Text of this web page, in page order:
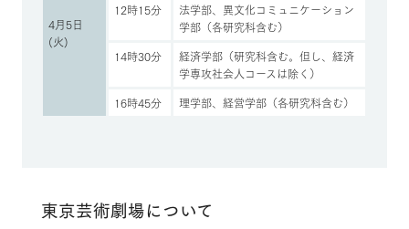
4月5日
(火)
12時15分
法学部、異文化コミュニケーション
学部（各研究科含む）
14時30分
経済学部（研究科含む。但し、経済
学専攻社会人コースは除く）
16時45分
理学部、経営学部（各研究科含む）
東京芸術劇場について